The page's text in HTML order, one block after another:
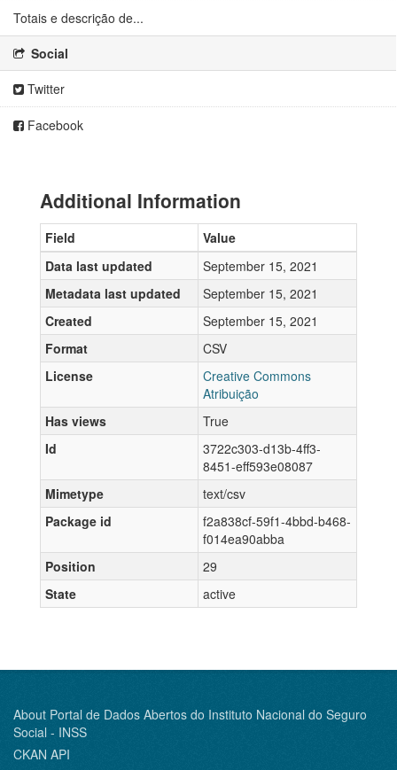
Totais e descrição de...
Social
Twitter
Facebook
Additional Information
Field
Value
Data last updated
September 15, 2021
Metadata last updated
September 15, 2021
Created
September 15, 2021
Format
CSV
License
Creative Commons
Atribuição
Has views
True
Id
3722c303-d13b-4ff3-
8451-eff593e08087
Mimetype
text/csv
Package id
f2a838cf-59f1-4bbd-b468-
f014ea90abba
Position
29
State
active
About Portal de Dados Abertos do Instituto Nacional do Seguro
Social - INSS
CKAN API